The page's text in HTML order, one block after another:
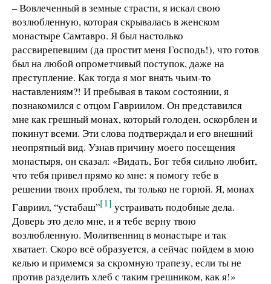
– Вовлеченный в земные страсти, я искал свою
возлюбленную, которая скрывалась в женском
монастыре Самтавро. Я был настолько
рассвирепевшим (да простит меня Господь!), что готов
был на любой опрометчивый поступок, даже на
преступление. Как тогда я мог внять чьим-то
наставлениям?! И пребывая в таком состоянии, я
познакомился с отцом Гавриилом. Он представился
мне как грешный монах, который голоден, оскорблен и
покинут всеми. Эти слова подтверждал и его внешний
неопрятный вид. Узнав причину моего посещения
монастыря, он сказал: «Видать, Бог тебя сильно любит,
что тебя привел прямо ко мне: я помогу тебе в
решении твоих проблем, ты только не горюй. Я, монах
Гавриил, “устабаш”[1] устраивать подобные дела.
Доверь это дело мне, и я тебе верну твою
возлюбленную. Молитвенниц в монастыре и так
хватает. Скоро всё образуется, а сейчас пойдем в мою
келью и примемся за скромную трапезу, если ты не
против разделить хлеб с таким грешником, как я!»